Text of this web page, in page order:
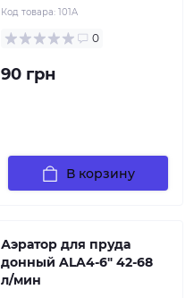
Код товара: 101A
0
90 грн
В корзину
Аэратор для пруда
донный ALA4-6" 42-68
л/мин